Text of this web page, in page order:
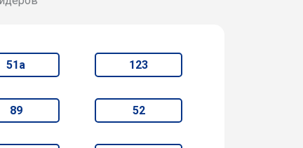
51а 123
89 52